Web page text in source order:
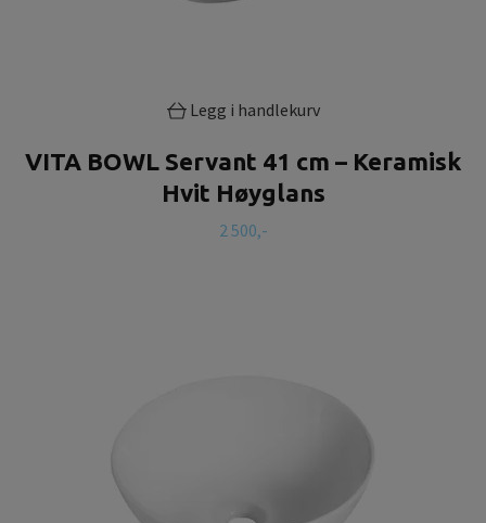
Legg i handlekurv
VITA BOWL Servant 41 cm – Keramisk
Hvit Høyglans
2 500,-